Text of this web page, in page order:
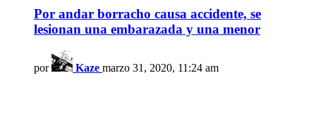
Por andar borracho causa accidente, se
lesionan una embarazada y una menor
por Kaze marzo 31, 2020, 11:24 am